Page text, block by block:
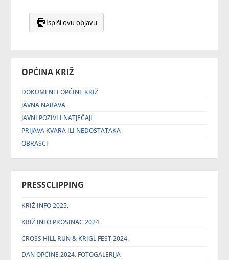
OPĆINA KRIŽ
DOKUMENTI OPĆINE KRIŽ
JAVNA NABAVA
JAVNI POZIVI I NATJEČAJI
PRIJAVA KVARA ILI NEDOSTATAKA
OBRASCI
PRESSCLIPPING
KRIŽ INFO 2025.
KRIŽ INFO PROSINAC 2024.
CROSS HILL RUN & KRIGL FEST 2024.
DAN OPĆINE 2024. FOTOGALERIJA
Ispiši ovu objavu